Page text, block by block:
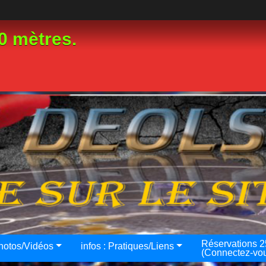
mètres.
Vidéos infos : Pratiques/Liens
Réservations
(Connectez-